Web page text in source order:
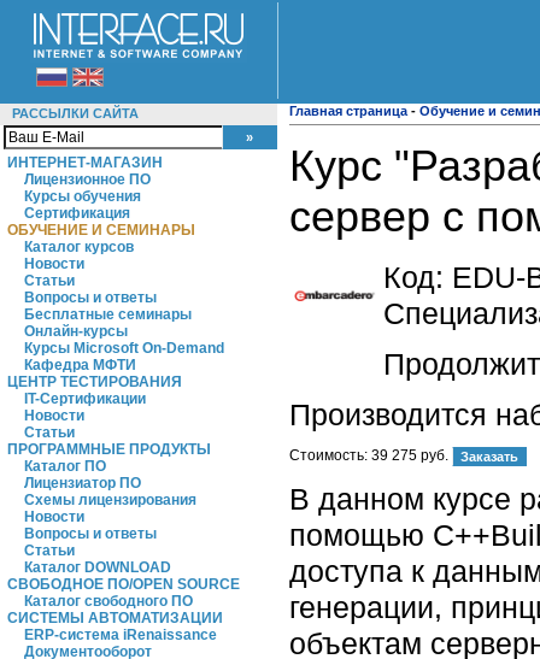
РАССЫЛКИ САЙТА
ИНТЕРНЕТ-МАГАЗИН
Лицензионное ПО
Курсы обучения
Сертификация
ОБУЧЕНИЕ И СЕМИНАРЫ
Каталог курсов
Новости
Статьи
Вопросы и ответы
Бесплатные семинары
Онлайн-курсы
Курсы Microsoft On-Demand
Кафедра МФТИ
ЦЕНТР ТЕСТИРОВАНИЯ
IT-Сертификации
Новости
Статьи
ПРОГРАММНЫЕ ПРОДУКТЫ
Каталог ПО
Лицензиатор ПО
Схемы лицензирования
Новости
Вопросы и ответы
Статьи
Каталог DOWNLOAD
СВОБОДНОЕ ПО/OPEN SOURCE
Каталог свободного ПО
СИСТЕМЫ АВТОМАТИЗАЦИИ
ERP-система iRenaissance
Документооборот
Главная страница - Обучение и
Курс
сервер с
Код: EDU-
Производится
Стоимость: 39 275 руб.
В данном курсе
помощью
доступа к
генерации,
объектам